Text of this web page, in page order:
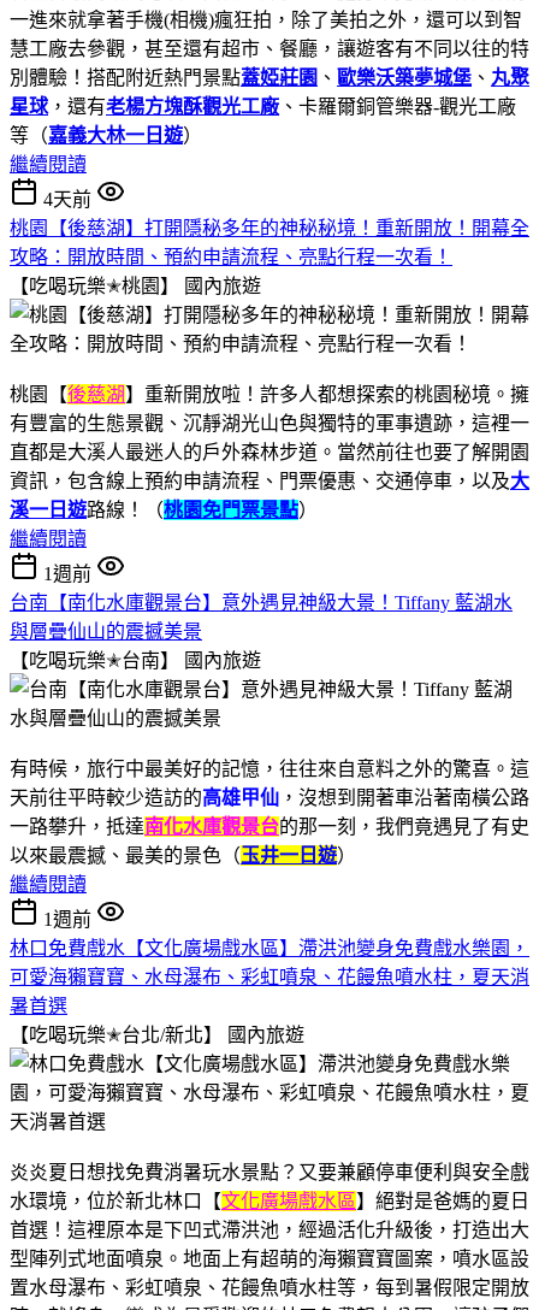
一進來就拿著手機(相機)瘋狂拍，除了美拍之外，還可以到智
慧工廠去參觀，甚至還有超市、餐廳，讓遊客有不同以往的特
別體驗！搭配附近熱門景點蓋婭莊園 、 歐樂沃築夢城堡 、 丸聚
星球 ，還有老楊方塊酥觀光工廠 、卡羅爾銅管樂器-觀光工廠
等（嘉義大林一日遊）
繼續閱讀
4天前
桃園【後慈湖】打開隱秘多年的神秘秘境！重新開放！開幕全
攻略：開放時間、預約申請流程、亮點行程一次看！
【吃喝玩樂✭桃園】
國內旅遊
桃園【後慈湖】重新開放啦！許多人都想探索的桃園秘境。擁
有豐富的生態景觀、沉靜湖光山色與獨特的軍事遺跡，這裡一
直都是大溪人最迷人的戶外森林步道。當然前往也要了解開園
資訊，包含線上預約申請流程、門票優惠、交通停車，以及大
溪一日遊路線！（桃園免門票景點）
繼續閱讀
1週前
台南【南化水庫觀景台】意外遇見神級大景！Tiffany 藍湖水
與層疊仙山的震撼美景
【吃喝玩樂✭台南】
國內旅遊
有時候，旅行中最美好的記憶，往往來自意料之外的驚喜。這
天前往平時較少造訪的高雄甲仙 ，沒想到開著車沿著南橫公路
一路攀升，抵達南化水庫觀景台的那一刻，我們竟遇見了有史
以來最震撼、最美的景色（玉井一日遊）
繼續閱讀
1週前
林口免費戲水【文化廣場戲水區】滯洪池變身免費戲水樂園，
可愛海獺寶寶、水母瀑布、彩虹噴泉、花饅魚噴水柱，夏天消
暑首選
【吃喝玩樂✭台北/新北】
國內旅遊
炎炎夏日想找免費消暑玩水景點？又要兼顧停車便利與安全戲
水環境，位於新北林口【文化廣場戲水區】絕對是爸媽的夏日
首選！這裡原本是下凹式滯洪池，經過活化升級後，打造出大
型陣列式地面噴泉。地面上有超萌的海獺寶寶圖案，噴水區設
置水母瀑布、彩虹噴泉、花饅魚噴水柱等，每到暑假限定開放